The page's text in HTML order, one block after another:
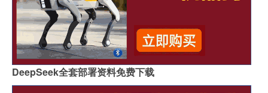
DeepSeek全套部署资料免费下载